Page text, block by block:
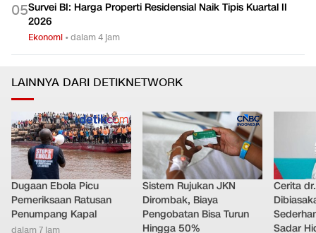
05Survei BI: Harga Properti Residensial Naik Tipis Kuartal II
2026
Ekonomi •dalam 4 jam
LAINNYA DARI DETIKNETWORK
Dugaan Ebola Picu
Pemeriksaan Ratusan
Penumpang Kapal
dalam 7 jam
Sistem Rujukan JKN
Dirombak, Biaya
Pengobatan Bisa Turun
Hingga 50%
Cerita
Sadar